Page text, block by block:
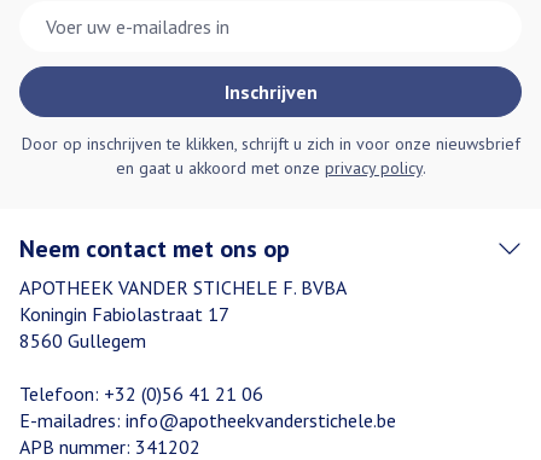
Inschrijven
Door op inschrijven te klikken, schrijft u zich in voor onze nieuwsbrief
en gaat u akkoord met onze privacy policy.
Neem contact met ons op
APOTHEEK VANDER STICHELE F. BVBA
Koningin Fabiolastraat 17
8560 Gullegem
Telefoon: +32 (0)56 41 21 06
E-mailadres: info@apotheekvanderstichele.be
APB nummer: 341202